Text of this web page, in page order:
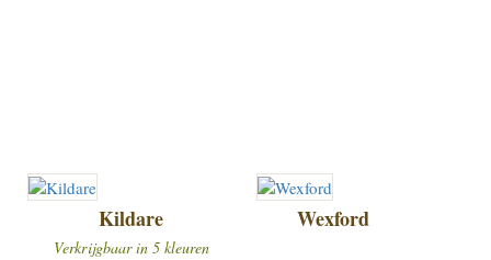
Kildare
Verkrijgbaar in 5 kleuren
Wexford